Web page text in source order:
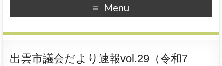
Menu
出雲市議会だより速報vol.29（令和7